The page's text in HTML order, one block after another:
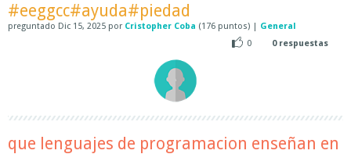
#eeggcc#ayuda#piedad
preguntado Dic 15, 2025 por Cristopher Coba (176 puntos) | General
0
0respuestas
que lenguajes de programacion enseñan en